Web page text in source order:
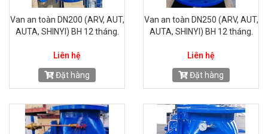
Van an toàn DN200 (ARV, AUT,
AUTA, SHINYI) BH 12 tháng.
Liên hệ
Đặt hàng
Van an toàn DN250 (ARV, AUT,
AUTA, SHINYI) BH 12 tháng.
Liên hệ
Đặt hàng